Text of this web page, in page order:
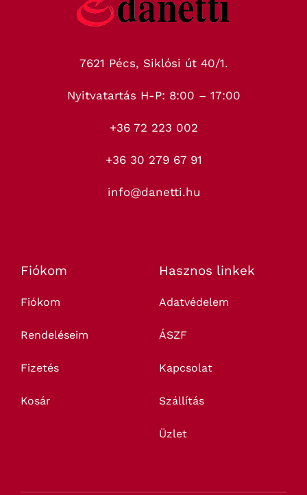
7621 Pécs, Siklósi út 40/1.
Nyitvatartás H-P: 8:00 – 17:00
+36 72 223 002
+36 30 279 67 91
info@danetti.hu
Fiókom
Fiókom
Rendeléseim
Fizetés
Kosár
Hasznos linkek
Adatvédelem
ÁSZF
Kapcsolat
Szállítás
Üzlet